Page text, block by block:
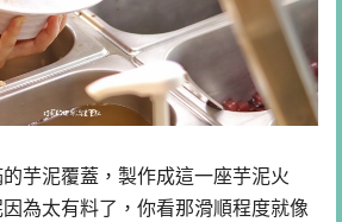
芋泥覆蓋，製作成這一座芋泥火
為太有料了，你看那滑順程度就像